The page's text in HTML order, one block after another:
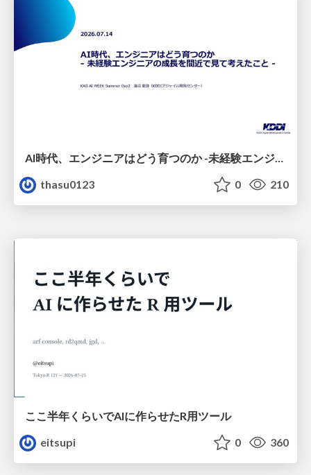
AI時代、エンジニアはどう育つのか -未経験エンジニアの成長を間近で見て考えたこと-
thasu0123
0 210
ここ半年くらいでAIに作らせたR用ツール
eitsupi
0 360